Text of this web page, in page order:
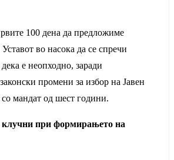
100 дена да предложиме
во насока да се спречи
е неопходно, заради
промени за избор на Јавен
мандат од шест години.
клучни при формирањето на